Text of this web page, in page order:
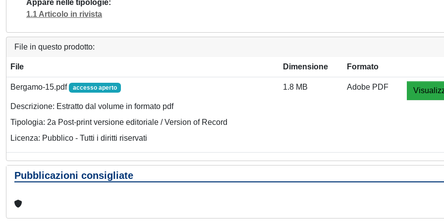
Appare nelle tipologie
1.1 Articolo in rivista
File in questo prodotto:
File Dimensione Formato
Bergamo-15.pdf accesso aperto
Descrizione: Estratto dal volume in formato pdf
Tipologia: 2a Post-print versione editoriale / Version of Record
Licenza: Pubblico - Tutti i diritti riservati
1.8 MB Adobe PDF
Pubblicazioni consigliate